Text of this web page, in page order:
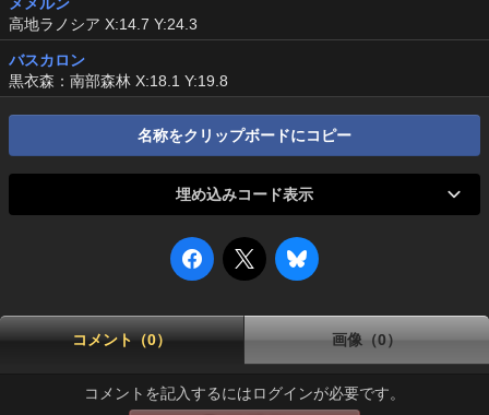
高地ラノシア X:14.7 Y:24.3
バスカロン
黒衣森：南部森林 X:18.1 Y:19.8
名称をクリップボードにコピー
埋め込みコード表示
コメント（0） 画像（0）
コメントを記入するにはログインが必要です。